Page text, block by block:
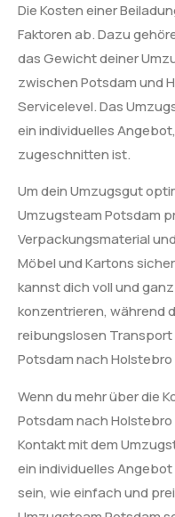
Die Kosten einer
Faktoren ab. Dazu
das Gewicht deiner
zwischen Potsdam und
Servicelevel. Das
ein individuelles
zugeschnitten ist.
Um dein Umzugsgut
Umzugsteam Potsdam
Verpackungsmaterial
Möbel und Kartons
kannst dich voll und
konzentrieren, während
reibungslosen
Potsdam nach
Wenn du mehr über die
Potsdam nach
Kontakt mit dem
ein individuelles
sein, wie einfach und